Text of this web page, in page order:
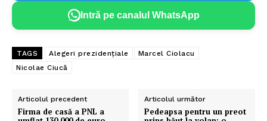
Intră pe canalul WhatsApp
TAGS Alegeri prezidențiale
Marcel Ciolacu
Nicolae Ciucă
Articolul precedent
Firma de casă a PNL a
Articolul următor
Pedeapsa pentru un preot